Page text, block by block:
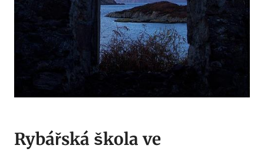
Rybářská škola ve